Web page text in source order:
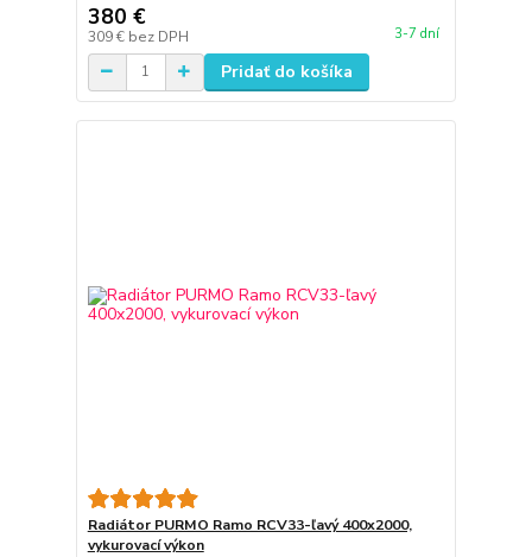
380 €
309 € bez DPH 3-7 dní
Pridať do košíka
Radiátor PURMO Ramo RCV33-ľavý 400x2000,
vykurovací výkon